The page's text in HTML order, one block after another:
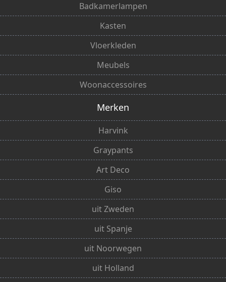
Badkamerlampen
Kasten
Vloerkleden
Meubels
Woonaccessoires
Merken
Harvink
Graypants
Art Deco
Giso
uit Zweden
uit Spanje
uit Noorwegen
uit Holland